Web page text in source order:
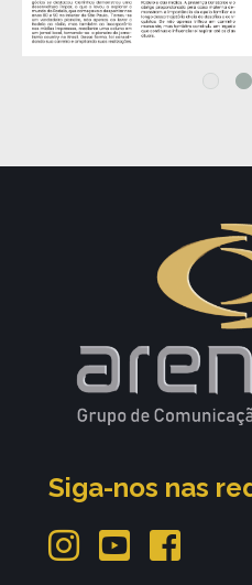
Siga-nos nas